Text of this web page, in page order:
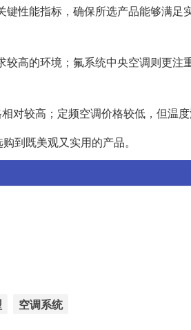
性能指标，确保所选产品能够满足
高的环境；氟系统中央空调则更注
对较高；定频空调价格较低，但温度
到既美观又实用的产品。
空调系统